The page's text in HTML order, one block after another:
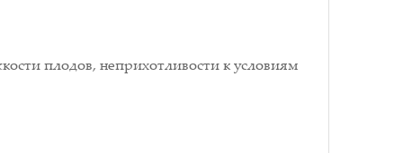
плодов, неприхотливости к условиям